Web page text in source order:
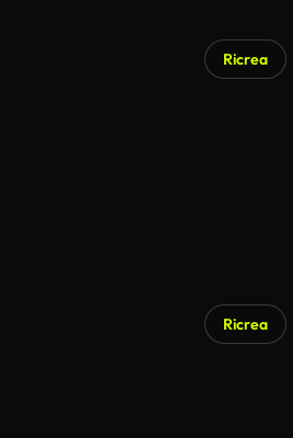
Ricrea
Ricrea